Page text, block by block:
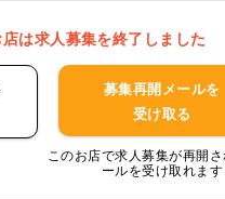
は求人募集を終了しました
募集再開メールを
受け取る
このお店で求人募集が再開
ールを受け取れます